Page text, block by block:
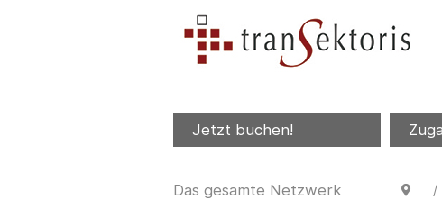
Jetzt buchen!
Das gesamte Netzwerk